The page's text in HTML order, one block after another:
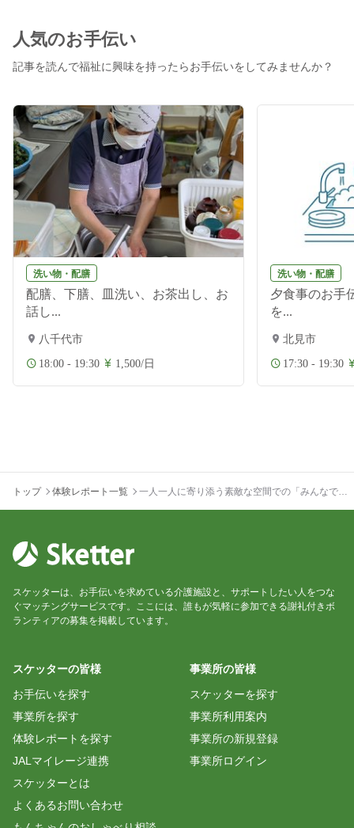
https://youtu.be/AGKMAzcY3kw?si=CzpapzpMFbdWfrfC
デイサービスの担当者さんから 「ローラさんのコンサー
トは懐かしい曲から英語の曲まで幅広く盛り沢山で、いつ
人気のお手伝い
記事を読んで福祉に興味を持ったらお手伝いをしてみませんか？
洗い物・配膳
配膳、下膳、皿洗い、お茶出し、お
話し...
八千代市
18:00 - 19:30 1,500/日
洗い物・配膳
夕食事のお手
を...
北見市
17:30 - 19:30
トップ 体験レポート一覧
一人一人に寄り添う素敵な空間での「みんなで一
スケッターは、お手伝いを求めている介護施設と、サポートしたい人をつな
ぐマッチングサービスです。ここには、誰もが気軽に参加できる謝礼付きボ
ランティアの募集を掲載しています。
スケッターの皆様
お手伝いを探す
事業所を探す
体験レポートを探す
JALマイレージ連携
スケッターとは
よくあるお問い合わせ
事業所の皆様
スケッターを探す
事業所利用案内
事業所の新規登録
事業所ログイン